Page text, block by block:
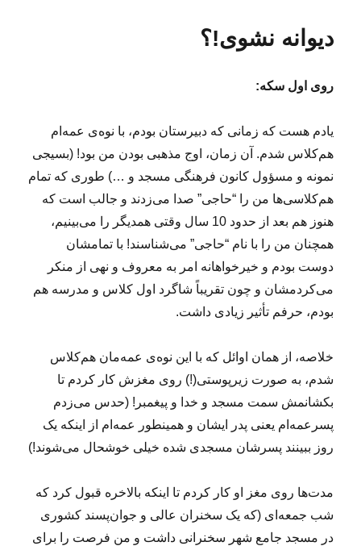
دیوانه نشوی!؟
روی اول سکه:
یادم هست که زمانی که دبیرستان بودم، با نوه‌ی عمه‌ام
هم‌کلاس شدم. آن زمان، اوج مذهبی بودن من بود! (بسیجی
نمونه و مسؤول کانون فرهنگی مسجد و …) طوری که تمام
هم‌کلاسی‌ها من را “حاجی” صدا می‌زدند و جالب است که
هنوز هم بعد از حدود 10 سال وقتی همدیگر را می‌بینیم،
همچنان من را با نام “حاجی” می‌شناسند! با تمامشان
دوست بودم و خیرخواهانه امر به معروف و نهی از منکر
می‌کردمشان و چون تقریباً شاگرد اول کلاس و مدرسه هم
بودم، حرفم تأثیر زیادی داشت.
خلاصه، از همان اوائل که با این نوه‌ی عمه‌مان هم‌کلاس
شدم، به صورت زیرپوستی(!) روی مغزش کار کردم تا
بکشانمش سمت مسجد و خدا و پیغمبر! (حدس می‌زدم
پسرعمه‌ام یعنی پدر ایشان و همینطور عمه‌ام از اینکه یک
روز ببینند پسرشان مسجدی شده خیلی خوشحال می‌شوند!)
مدت‌ها روی مغز او کار کردم تا اینکه بالاخره قبول کرد که
شب جمعه‌ای (که یک سخنران عالی و جوان‌پسند کشوری
در مسجد جامع شهر سخنرانی داشت و من فرصت را برای